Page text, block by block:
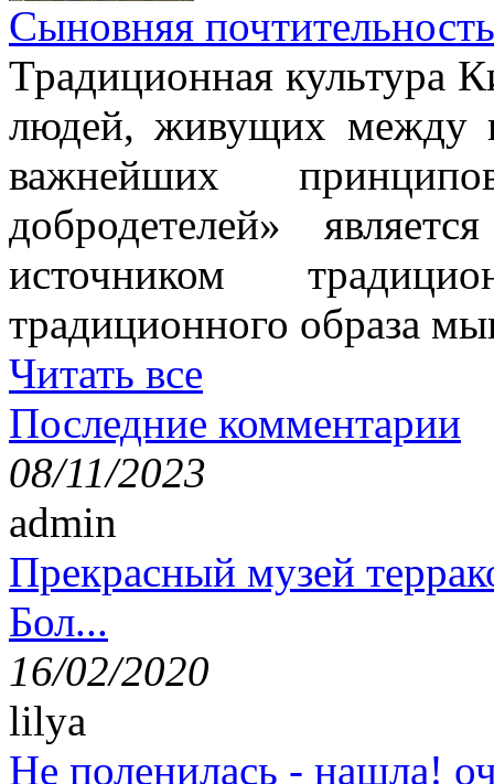
Сыновняя почтительность
Традиционная культура
людей, живущих между
важнейших
добродетелей»
источником
традиционного образа
Читать все
Последние комментарии
08/11/2023
admin
Прекрасный музей
Бол...
16/02/2020
lilya
Не поленилась - нашла!